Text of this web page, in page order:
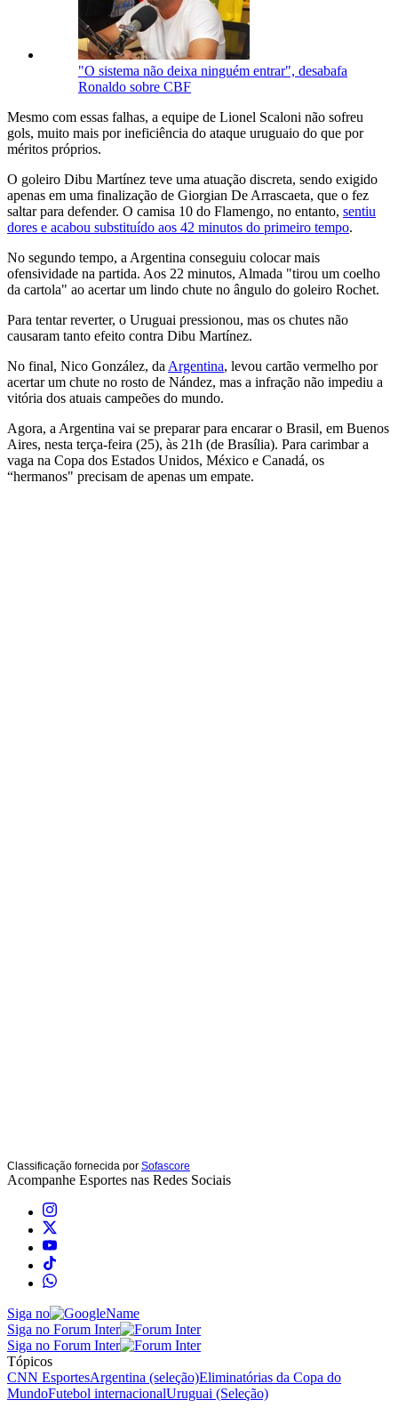
"O sistema não deixa ninguém entrar", desabafa
Ronaldo sobre CBF
Mesmo com essas falhas, a equipe de Lionel Scaloni não sofreu
gols, muito mais por ineficiência do ataque uruguaio do que por
méritos próprios.
O goleiro Dibu Martínez teve uma atuação discreta, sendo exigido
apenas em uma finalização de Giorgian De Arrascaeta, que o fez
saltar para defender. O camisa 10 do Flamengo, no entanto, sentiu
dores e acabou substituído aos 42 minutos do primeiro tempo.
No segundo tempo, a Argentina conseguiu colocar mais
ofensividade na partida. Aos 22 minutos, Almada "tirou um coelho
da cartola" ao acertar um lindo chute no ângulo do goleiro Rochet.
Para tentar reverter, o Uruguai pressionou, mas os chutes não
causaram tanto efeito contra Dibu Martínez.
No final, Nico González, da Argentina, levou cartão vermelho por
acertar um chute no rosto de Nández, mas a infração não impediu a
vitória dos atuais campeões do mundo.
Agora, a Argentina vai se preparar para encarar o Brasil, em Buenos
Aires, nesta terça-feira (25), às 21h (de Brasília). Para carimbar a
vaga na Copa dos Estados Unidos, México e Canadá, os
“hermanos" precisam de apenas um empate.
Classificação fornecida por Sofascore
Acompanhe Esportes nas Redes Sociais
Siga no
Siga no Forum Inter
Siga no Forum Inter
Tópicos
CNN EsportesArgentina (seleção)Eliminatórias da Copa do
MundoFutebol internacionalUruguai (Seleção)